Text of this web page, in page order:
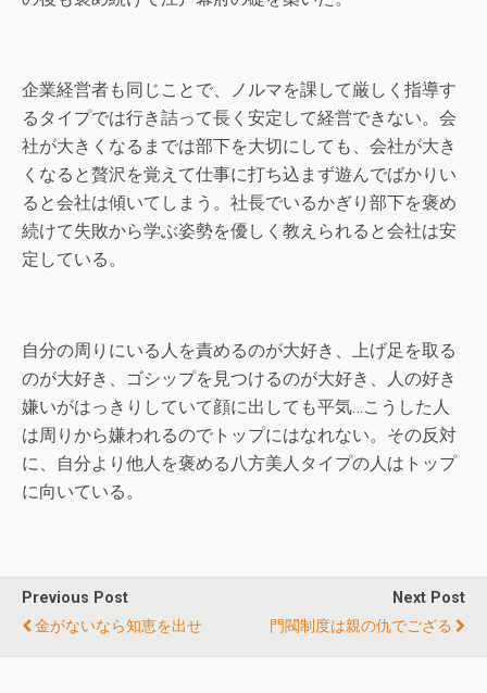
企業経営者も同じことで、ノルマを課して厳しく指導す
るタイプでは行き詰って長く安定して経営できない。会
社が大きくなるまでは部下を大切にしても、会社が大き
くなると贅沢を覚えて仕事に打ち込まず遊んでばかりい
ると会社は傾いてしまう。社長でいるかぎり部下を褒め
続けて失敗から学ぶ姿勢を優しく教えられると会社は安
定している。
自分の周りにいる人を責めるのが大好き、上げ足を取る
のが大好き、ゴシップを見つけるのが大好き、人の好き
嫌いがはっきりしていて顔に出しても平気…こうした人
は周りから嫌われるのでトップにはなれない。その反対
に、自分より他人を褒める八方美人タイプの人はトップ
に向いている。
Previous Post
金がないなら知恵を出せ
Next Post
門閥制度は親の仇でござる